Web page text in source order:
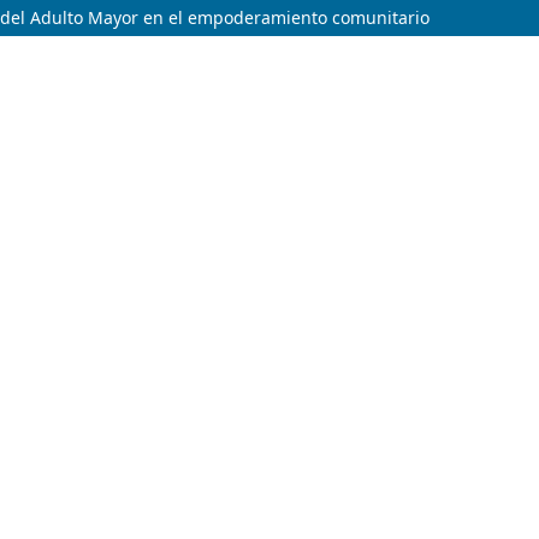
Adulto Mayor en el empoderamiento comunitario